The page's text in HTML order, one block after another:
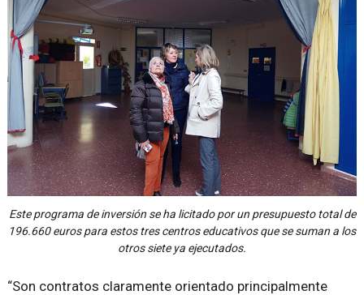
Este programa de inversión se ha licitado por un presupuesto total de
196.660 euros para estos tres centros educativos que se suman a los
otros siete ya ejecutados.
“Son contratos claramente orientado principalmente